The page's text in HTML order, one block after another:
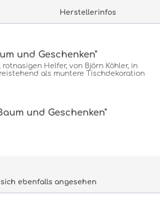
Herstellerinfos
und Geschenken"
Helfer, von Björn Köhler, in
als muntere Tischdekoration
und Geschenken"
ebenfalls angesehen